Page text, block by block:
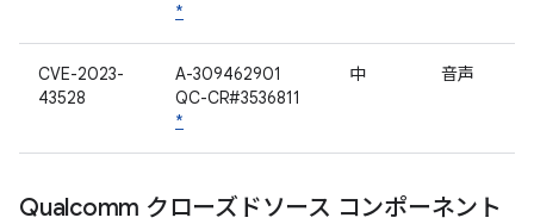
*
CVE-2023-
43528
A-309462901
QC-CR#3536811
*
中 音声
Qualcomm クローズドソース コンポーネント